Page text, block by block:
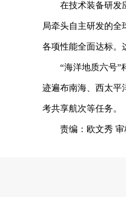
在技术装备研发
局牵头自主研发的全
各项性能全面达标。
“海洋地质六号”
迹遍布南海、西太平
考共享航次等任务。
责编：欧文秀